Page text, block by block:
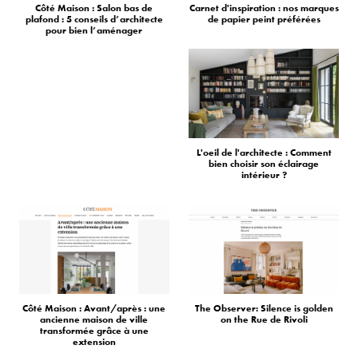
Côté Maison : Salon bas de
plafond : 5 conseils d’architecte
pour bien l’aménager
Carnet d'inspiration : nos marques
de papier peint préférées
L'oeil de l'architecte : Comment
bien choisir son éclairage
intérieur ?
Côté Maison : Avant/après : une
ancienne maison de ville
transformée grâce à une
extension
The Observer: Silence is golden
on the Rue de Rivoli